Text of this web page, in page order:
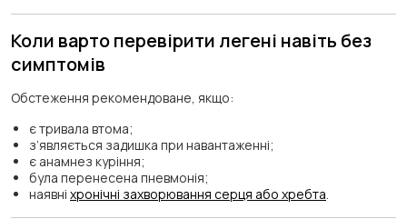
Коли варто перевірити легені навіть без
симптомів
Обстеження рекомендоване, якщо:
є тривала втома;
з’являється задишка при навантаженні;
є анамнез куріння;
була перенесена пневмонія;
наявні хронічні захворювання серця або хребта